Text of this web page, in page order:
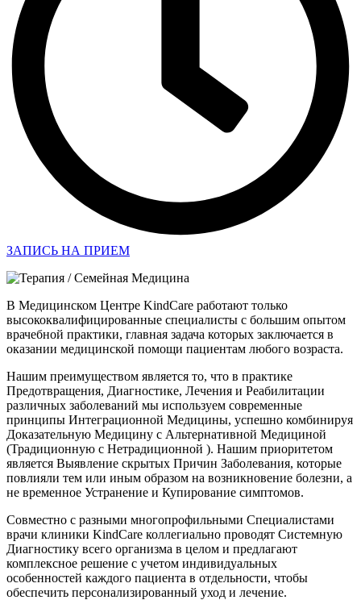
ЗАПИСЬ НА ПРИЕМ
В Медицинском Центре KindCare работают только
высококвалифицированные специалисты с большим опытом
врачебной практики, главная задача которых заключается в
оказании медицинской помощи пациентам любого возраста.
Нашим преимуществом является то, что в практике
Предотвращения, Диагностике, Лечения и Реабилитации
различных заболеваний мы используем современные
принципы Интеграционной Медицины, успешно комбинируя
Доказательную Медицину с Альтернативной Медициной
(Традиционную с Нетрадиционной ). Нашим приоритетом
является Выявление скрытых Причин Заболевания, которые
повлияли тем или иным образом на возникновение болезни, а
не временное Устранение и Купирование симптомов.
Совместно с разными многопрофильными Специалистами
врачи клиники KindCare коллегиально проводят Системную
Диагностику всего организма в целом и предлагают
комплексное решение с учетом индивидуальных
особенностей каждого пациента в отдельности, чтобы
обеспечить персонализированный уход и лечение.